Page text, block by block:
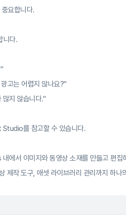
요합니다.
니다.
고는 어렵지 않나요?"
많지 않습니다."
를 참고할 수 있습니다.
서 이미지와 동영상 소재를 만들고 편집
제작 도구, 애셋 라이브러리 관리까지 하나